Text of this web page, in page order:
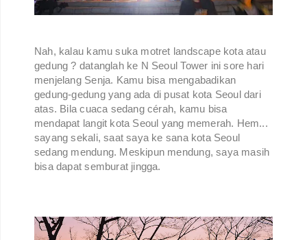
Nah, kalau kamu suka motret landscape kota atau
gedung ? datanglah ke N Seoul Tower ini sore hari
menjelang Senja. Kamu bisa mengabadikan
gedung-gedung yang ada di pusat kota Seoul dari
atas. Bila cuaca sedang cérah, kamu bisa
mendapat langit kota Seoul yang memerah. Hem...
sayang sekali, saat saya ke sana kota Seoul
sedang mendung. Meskipun mendung, saya masih
bisa dapat semburat jingga.